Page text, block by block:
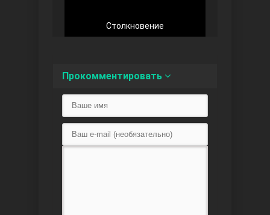
Доверенное
Столкновение
Прокомментировать